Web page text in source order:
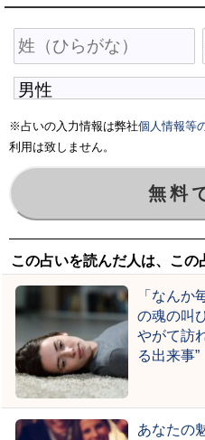
※占いの入力情報は弊社個人情報等
利用は致しません。
この占いを読んだ人は、この
「なん
の魂の叫
やがて訪
る出来事”
あなたの